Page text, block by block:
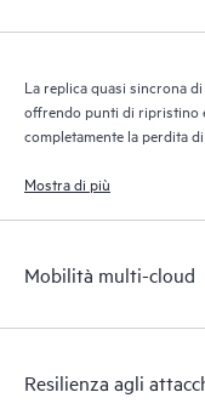
La replica quasi sincrona
offrendo punti di ripristino
completamente la perdita
un ripristino granulare e
Mostra di più
Mobilità multi-cloud
Resilienza agli